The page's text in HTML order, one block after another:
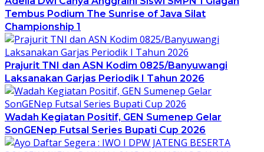
Tembus Podium The Sunrise of Java Silat
Championship 1
Prajurit TNI dan ASN Kodim 0825/Banyuwangi
Laksanakan Garjas Periodik I Tahun 2026
Wadah Kegiatan Positif, GEN Sumenep Gelar
SonGENep Futsal Series Bupati Cup 2026